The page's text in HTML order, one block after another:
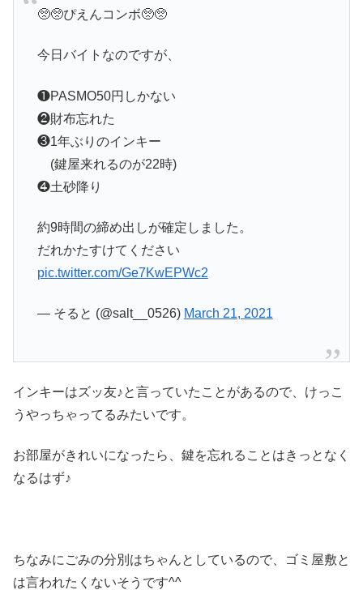
🥺🥺ぴえんコンボ🥺🥺
今日バイトなのですが、
❶PASMO50円しかない
❷財布忘れた
❸1年ぶりのインキー
(鍵屋来れるのが22時)
❹土砂降り
約9時間の締め出しが確定しました。
だれかたすけてください
pic.twitter.com/Ge7KwEPWc2
— そると (@salt__0526) March 21, 2021
インキーはズッ友♪と言っていたことがあるので、けっこ
うやっちゃってるみたいです。
お部屋がきれいになったら、鍵を忘れることはきっとなく
なるはず♪
ちなみにごみの分別はちゃんとしているので、ゴミ屋敷と
は言われたくないそうです^^